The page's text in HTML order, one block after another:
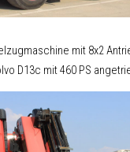
mit 8x2
D13c mit 460 PS